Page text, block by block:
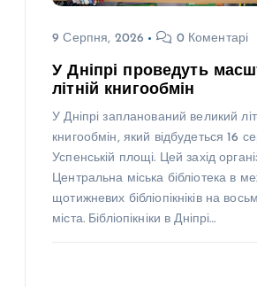
9 Серпня, 2026 0 Коментарі
У Дніпрі проведуть
літній книгообмін
У Дніпрі запланований великий
книгообмін, який відбудеться 16
Успенській площі. Цей захід
Центральна міська бібліотека в
щотижневих бібліопікніків на
міста. Бібліопікніки в Дніпрі…